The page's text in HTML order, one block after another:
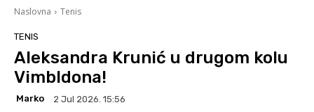
Naslovna Tenis
TENIS
Aleksandra Krunić u drugom kolu
Vimbldona!
Marko 2 Jul 2026. 15:56